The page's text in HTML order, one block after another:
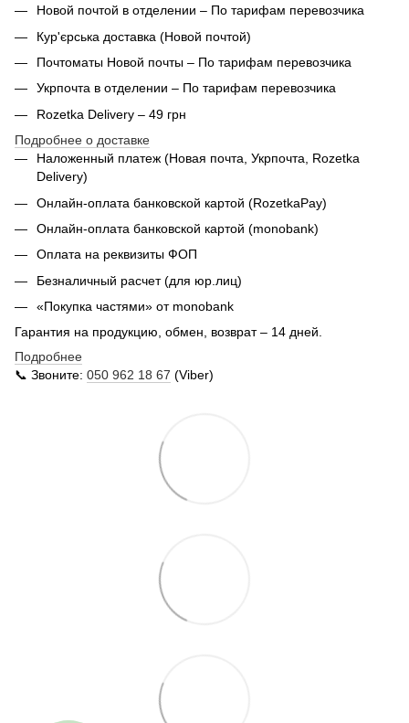
Новой почтой в отделении – По тарифам перевозчика
Кур'єрська доставка (Новой почтой)
Почтоматы Новой почты – По тарифам перевозчика
Укрпочта в отделении – По тарифам перевозчика
Rozetka Delivery – 49 грн
Подробнее о доставке
Наложенный платеж (Новая почта, Укрпочта, Rozetka
Delivery)
Онлайн-оплата банковской картой (RozetkaPay)
Онлайн-оплата банковской картой (monobank)
Оплата на реквизиты ФОП
Безналичный расчет (для юр.лиц)
«Покупка частями» от monobank
Гарантия на продукцию, обмен, возврат – 14 дней.
Подробнее
📞 Звоните: 050 962 18 67 (Viber)